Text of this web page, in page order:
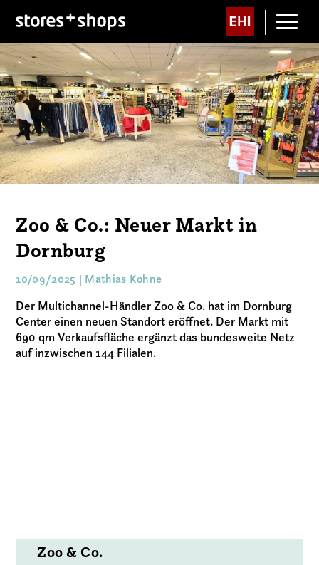
Zoo & Co.: Neuer Markt in
Dornburg
10/09/2025 | Mathias Kohne
Der Multichannel-Händler Zoo & Co. hat im Dornburg
Center einen neuen Standort eröffnet. Der Markt mit
690 qm Verkaufsfläche ergänzt das bundesweite Netz
auf inzwischen 144 Filialen.
Zoo & Co.